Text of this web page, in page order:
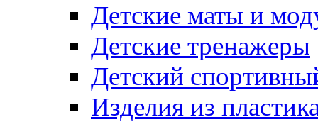
Детские маты и
Детские тренажеры
Детский
Изделия из